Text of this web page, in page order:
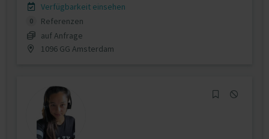
Verfügbarkeit einsehen
0
Referenzen
auf Anfrage
1096 GG Amsterdam